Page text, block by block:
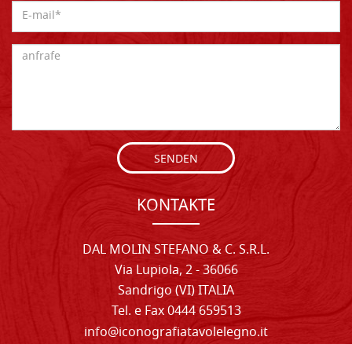
SENDEN
KONTAKTE
DAL MOLIN STEFANO & C. S.R.L.
Via Lupiola, 2 - 36066
Sandrigo (VI) ITALIA
Tel. e Fax 0444 659513
info@iconografiatavolelegno.it